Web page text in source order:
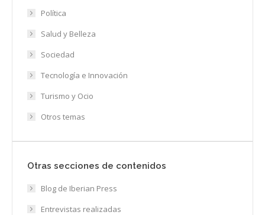
Política
Salud y Belleza
Sociedad
Tecnología e Innovación
Turismo y Ocio
Otros temas
Otras secciones de contenidos
Blog de Iberian Press
Entrevistas realizadas